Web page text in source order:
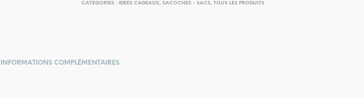
CATÉGORIES : IDÉES CADEAUX,SACOCHES - SACS,TOUS LES PRODUITS
INFORMATIONS COMPLÉMENTAIRES